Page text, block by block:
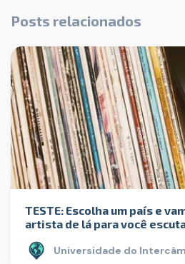
Posts relacionados
TESTE: Escolha um país e
artista de lá para você
Universidade do